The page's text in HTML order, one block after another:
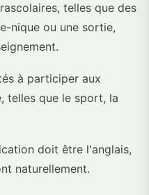
telles que des
nique ou une sortie,
à participer aux
telles que le sport, la
doit être l'anglais,
naturellement.